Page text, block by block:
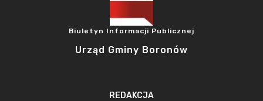
Biuletyn Informacji Publicznej
Urząd Gminy Boronów
REDAKCJA